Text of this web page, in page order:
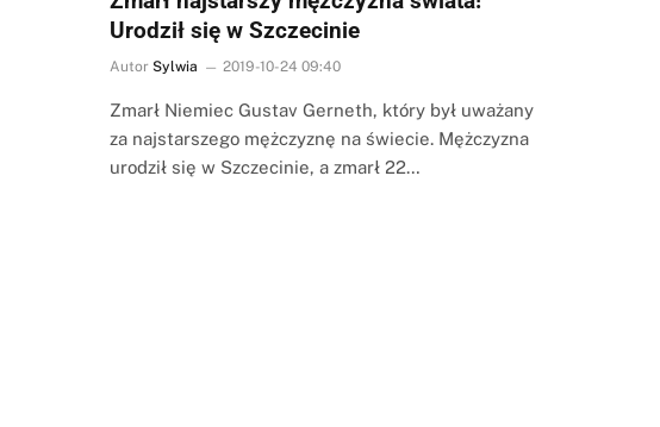
Urodził się w Szczecinie
Autor Sylwia 2019-10-24 09:40
Zmarł Niemiec Gustav Gerneth, który był uważany
za najstarszego mężczyznę na świecie. Mężczyzna
urodził się w Szczecinie, a zmarł 22…